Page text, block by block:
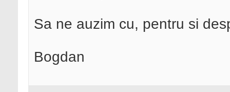
Sa ne auzim cu, pentru si
Bogdan